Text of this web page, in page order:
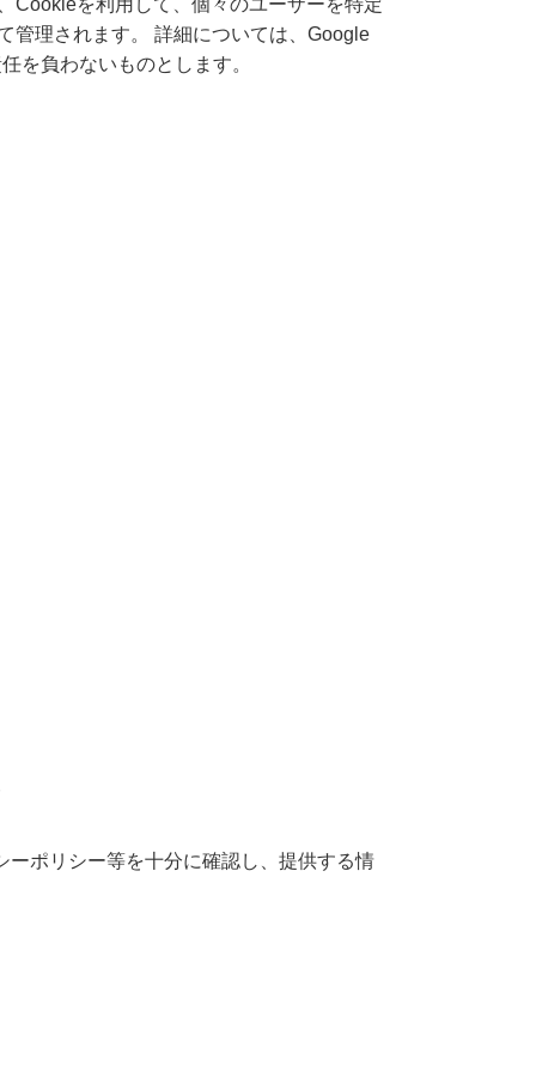
Cookieを利用して、個々のユーザーを特定
管理されます。 詳細については、Google
を負わないものとします。
ポリシー等を十分に確認し、提供する情